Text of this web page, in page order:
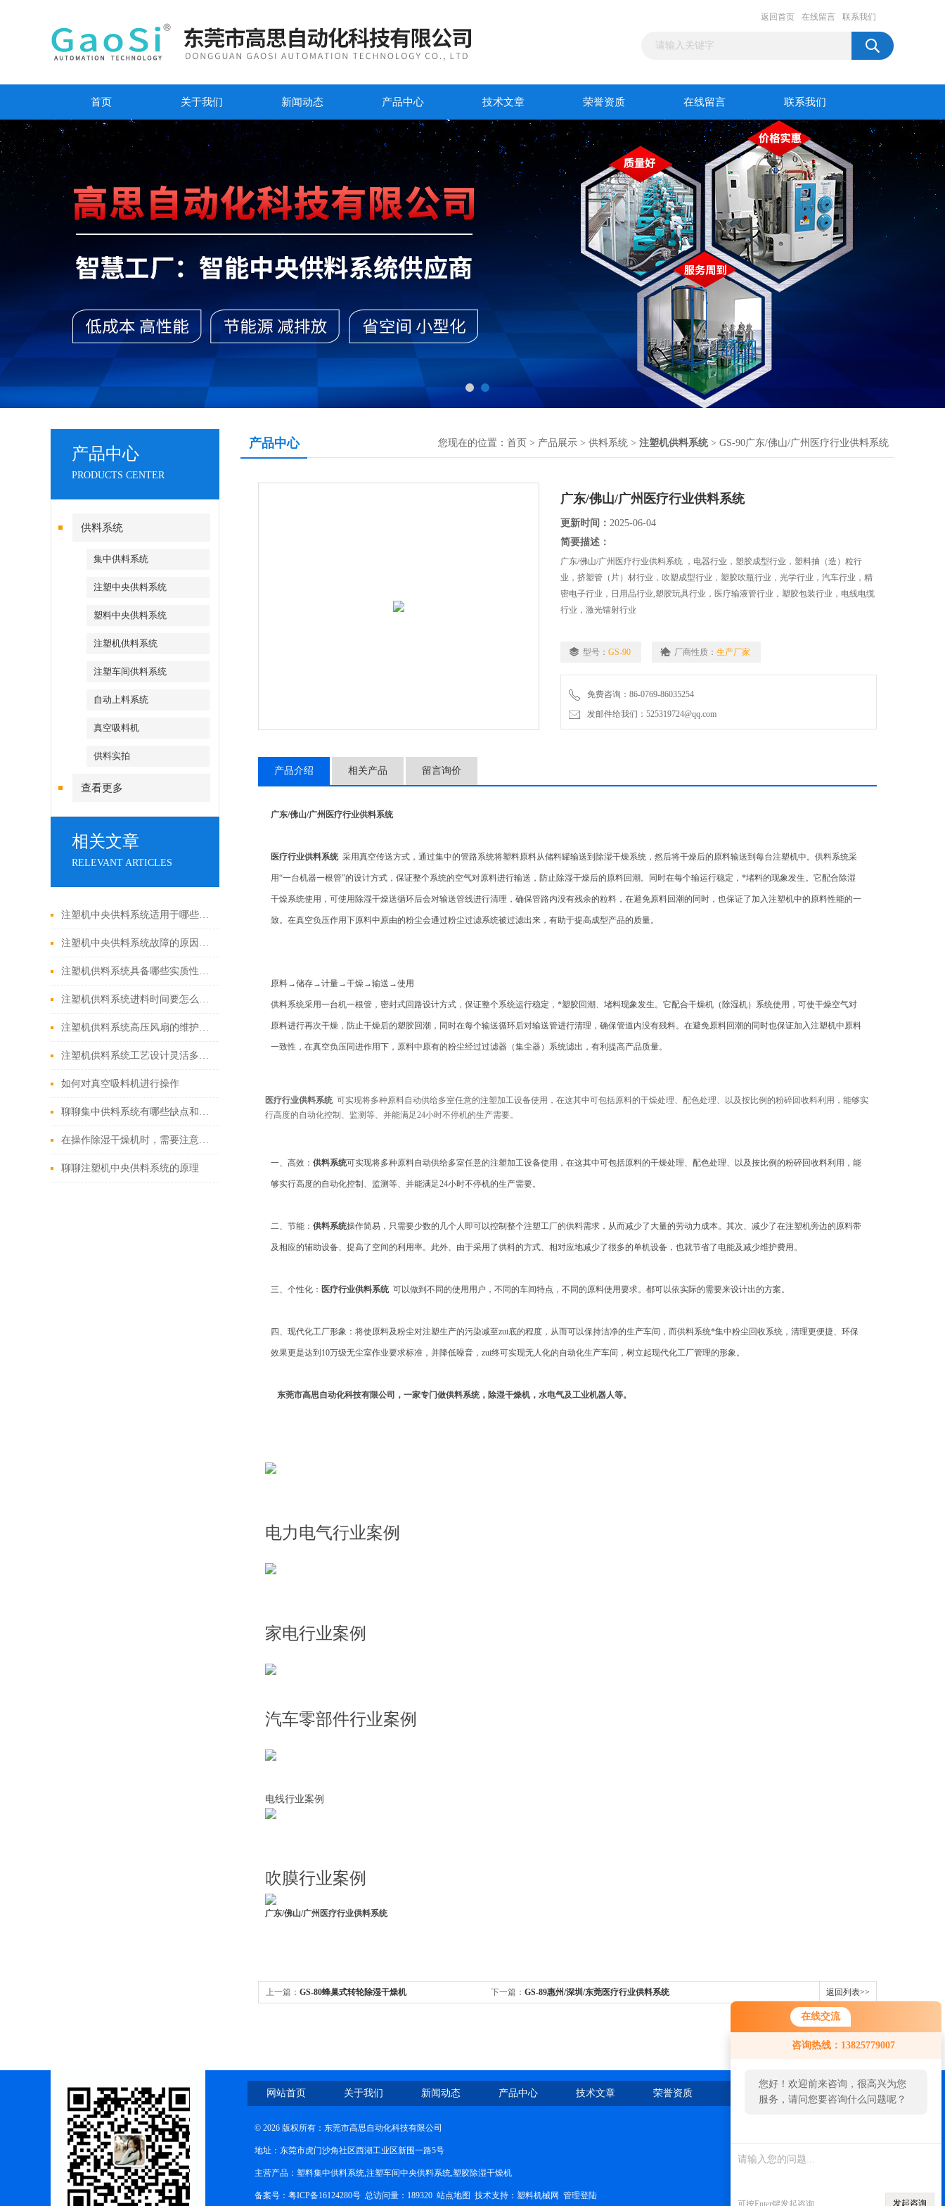
在线交流
咨询热线：13825779007
您好！欢迎前来咨询，很高兴为您
服务，请问您要咨询什么问题呢？
可按Enter键发起咨询 发起咨询
返回首页 在线留言 联系我们
首页 关于我们 新闻动态 产品中心 技术文章 荣誉资质 在线留言 联系我们
产品中心
PRODUCTS CENTER
供料系统
集中供料系统
注塑中央供料系统
塑料中央供料系统
注塑机供料系统
注塑车间供料系统
自动上料系统
真空吸料机
供料实拍
查看更多
相关文章
RELEVANT ARTICLES
注塑机中央供料系统适用于哪些行业？
注塑机中央供料系统故障的原因及解决方法
注塑机供料系统具备哪些实质性的生产优势？
注塑机供料系统进料时间要怎么设定？
注塑机供料系统高压风扇的维护你会做吗？
注塑机供料系统工艺设计灵活多样，高效节能
如何对真空吸料机进行操作
聊聊集中供料系统有哪些缺点和不足
在操作除湿干燥机时，需要注意哪些问题？
聊聊注塑机中央供料系统的原理
产品中心 您现在的位置： 首页 > 产品展示 > 供料系统 > 注塑机供料系统> GS-90广东/佛山/广州医疗行业供料系统
广东/佛山/广州医疗行业供料系统
更新时间： 2025-06-04
简要描述：
广东/佛山/广州医疗行业供料系统 ，电器行业，塑胶成型行业，塑料抽（造）粒行
业，挤塑管（片）材行业，吹塑成型行业，塑胶吹瓶行业，光学行业，汽车行业，精
密电子行业，日用品行业,塑胶玩具行业，医疗输液管行业，塑胶包装行业，电线电缆
行业，激光镭射行业
型号： GS-90 厂商性质： 生产厂家
免费咨询：86-0769-86035254
发邮件给我们：525319724@qq.com
产品介绍 相关产品 留言询价
广东/佛山/广州医疗行业供料系统
医疗行业供料系统 采用真空传送方式，通过集中的管路系统将塑料原料从储料罐输送到除湿干燥系统，然后将干燥后的原料输送到每台注塑机中。供料系统采
用“一台机器一根管”的设计方式，保证整个系统的空气对原料进行输送，防止除湿干燥后的原料回潮。同时在每个输运行稳定，*堵料的现象发生。它配合除湿
干燥系统使用，可使用除湿干燥送循环后会对输送管线进行清理，确保管路内没有残余的粒料，在避免原料回潮的同时，也保证了加入注塑机中的原料性能的一
致。在真空负压作用下原料中原由的粉尘会通过粉尘过滤系统被过滤出来，有助于提高成型产品的质量。
原料→储存→计量→干燥→输送→使用
供料系统采用一台机一根管，密封式回路设计方式，保证整个系统运行稳定，*塑胶回潮、堵料现象发生。它配合干燥机（除湿机）系统使用，可使干燥空气对
原料进行再次干燥，防止干燥后的塑胶回潮，同时在每个输送循环后对输送管进行清理，确保管道内没有残料。在避免原料回潮的同时也保证加入注塑机中原料
一致性，在真空负压同进作用下，原料中原有的粉尘经过过滤器（集尘器）系统滤出，有利提高产品质量。
医疗行业供料系统 可实现将多种原料自动供给多室任意的注塑加工设备使用，在这其中可包括原料的干燥处理、配色处理、以及按比例的粉碎回收料利用，能够实
行高度的自动化控制、监测等、并能满足24小时不停机的生产需要。
一、高效： 供料系统可实现将多种原料自动供给多室任意的注塑加工设备使用，在这其中可包括原料的干燥处理、配色处理、以及按比例的粉碎回收料利用，能
够实行高度的自动化控制、监测等、并能满足24小时不停机的生产需要。
二、节能： 供料系统操作简易，只需要少数的几个人即可以控制整个注塑工厂的供料需求，从而减少了大量的劳动力成本。其次、减少了在注塑机旁边的原料带
及相应的辅助设备、提高了空间的利用率。此外、由于采用了供料的方式、相对应地减少了很多的单机设备，也就节省了电能及减少维护费用。
三、个性化： 医疗行业供料系统 可以做到不同的使用用户，不同的车间特点，不同的原料使用要求。都可以依实际的需要来设计出的方案。
四、现代化工厂形象：将使原料及粉尘对注塑生产的污染减至zui底的程度，从而可以保持洁净的生产车间，而供料系统*集中粉尘回收系统，清理更便捷、环保
效果更是达到10万级无尘室作业要求标准，并降低噪音，zui终可实现无人化的自动化生产车间，树立起现代化工厂管理的形象。
东莞市高思自动化科技有限公司，一家专门做供料系统，除湿干燥机，水电气及工业机器人等。
电力电气行业案例
家电行业案例
汽车零部件行业案例
电线行业案例
吹膜行业案例
广东/佛山/广州医疗行业供料系统
上一篇： GS-80蜂巢式转轮除湿干燥机 下一篇： GS-89惠州/深圳/东莞医疗行业供料系统 返回列表>>
网站首页 关于我们 新闻动态 产品中心 技术文章 荣誉资质 在线留言 联系我们
© 2026 版权所有：东莞市高思自动化科技有限公司
地址：东莞市虎门沙角社区西湖工业区新围一路5号
主营产品：塑料集中供料系统,注塑车间中央供料系统,塑胶除湿干燥机
备案号：粤ICP备16124280号 总访问量：189320 站点地图 技术支持： 塑料机械网 管理登陆